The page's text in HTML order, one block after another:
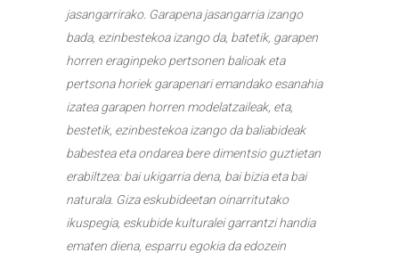
jasangarrirako. Garapena jasangarria izango
bada, ezinbestekoa izango da, batetik, garapen
horren eraginpeko pertsonen balioak eta
pertsona horiek garapenari emandako esanahia
izatea garapen horren modelatzaileak, eta,
bestetik, ezinbestekoa izango dabaliabideak
babestea eta ondarea bere dimentsio guztietan
erabiltzea:bai ukigarria dena, bai bizia eta bai
naturala. Giza eskubideetan oinarritutako
ikuspegia, eskubide kulturalei garrantzi handia
ematen diena, esparru egokia da edozein